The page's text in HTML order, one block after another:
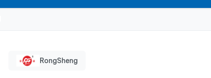
RongSheng